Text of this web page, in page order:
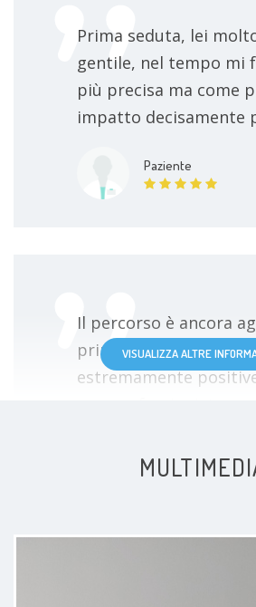
Prima seduta, lei
gentile, nel tempo mi
più precisa ma come
impatto decisamente
Paziente
Il percorso è ancora
prime impressioni
estremamente
guidare la riflessione
comprendere meglio
VISUALIZZA ALTRE